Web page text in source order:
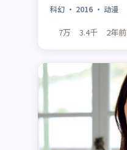
影迷。
科幻 · 2016 · 动漫
7万 3.4千 2年前
最新